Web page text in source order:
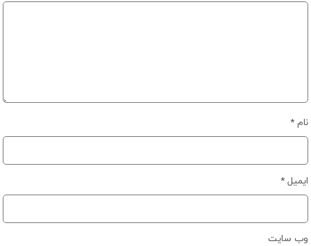
نام*
ایمیل*
وب‌ سایت